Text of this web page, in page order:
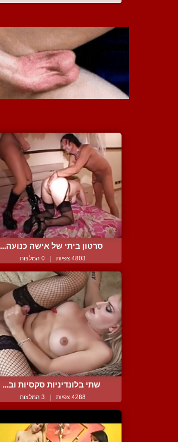
סרטון ביתי של אישה כנועה...
4803 צפיות | 0 המלצות
שתי בלונדיניות סקסיות וב...
4288 צפיות | 3 המלצות